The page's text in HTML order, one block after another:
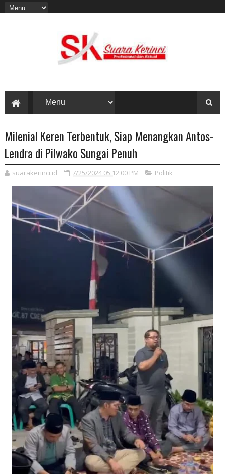
Milenial Keren Terbentuk, Siap Menangkan Antos-
Lendra di Pilwako Sungai Penuh
suarakerinci.id 7/25/2024 05:12:00 PM Politik